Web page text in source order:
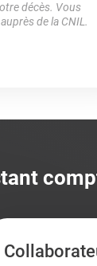
décès. Vous
de la CNIL.